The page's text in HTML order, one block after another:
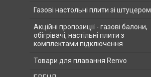
Газові настольні плити зі штуцером
Акційні пропозиції - газові балони,
обігрівачі, настільні плити з
комплектами підключення
Товари для плавання Renvo